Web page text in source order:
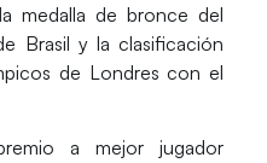
medalla de bronce del
Brasil y la clasificación
de Londres con el
a mejor jugador